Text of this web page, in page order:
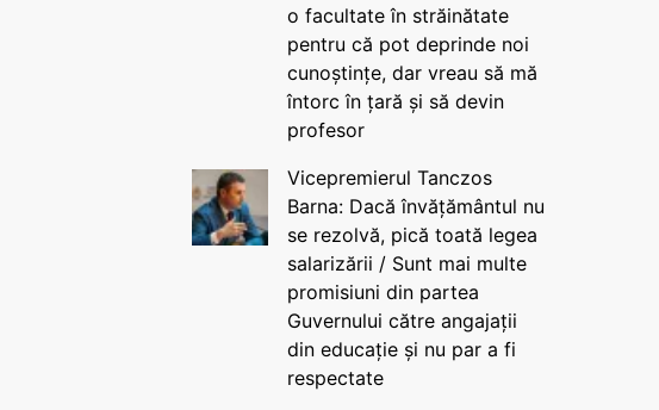
o facultate în străinătate
pentru că pot deprinde noi
cunoștințe, dar vreau să mă
întorc în țară și să devin
profesor
Vicepremierul Tanczos
Barna: Dacă învățământul nu
se rezolvă, pică toată legea
salarizării / Sunt mai multe
promisiuni din partea
Guvernului către angajații
din educație și nu par a fi
respectate